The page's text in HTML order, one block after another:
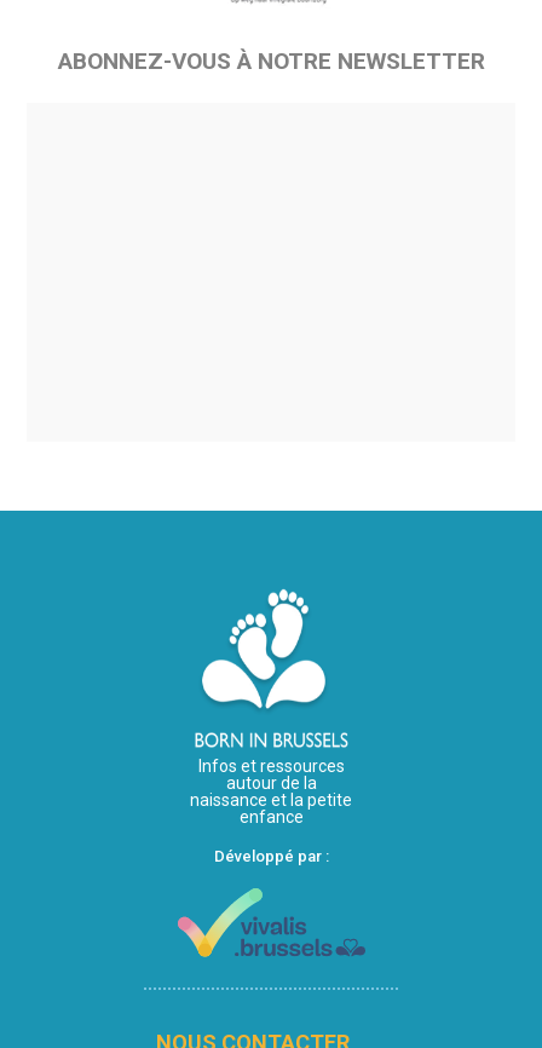
ABONNEZ-VOUS À NOTRE NEWSLETTER
Infos et ressources
autour de la
naissance et la petite
enfance
Développé par :
NOUS CONTACTER